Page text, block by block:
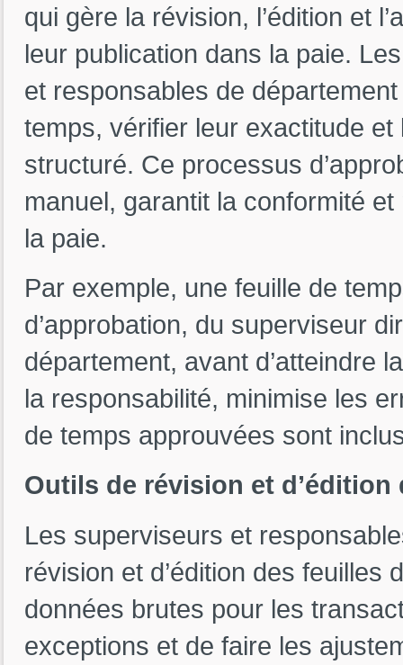
qui gère la révision, l’édition et
leur publication dans la paie.
et responsables de
temps, vérifier leur exactitude
structuré. Ce processus
manuel, garantit la conformité
la paie.
Par exemple, une feuille de
d’approbation, du superviseur
département, avant d’atteindre
la responsabilité, minimise les
de temps approuvées sont
Outils de révision et
Les superviseurs et
révision et d’édition des feuilles
données brutes pour les
exceptions et de faire les